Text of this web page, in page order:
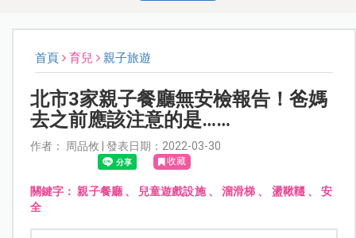
首頁 育兒 親子旅遊
北市3家親子餐廳無安檢報告！爸媽
去之前應該注意的是……
作者： 周品攸 | 發表日期：2022-03-30
收藏
關鍵字：親子餐廳、 兒童遊戲設施、 溜滑梯 、 盪鞦韆、安
全